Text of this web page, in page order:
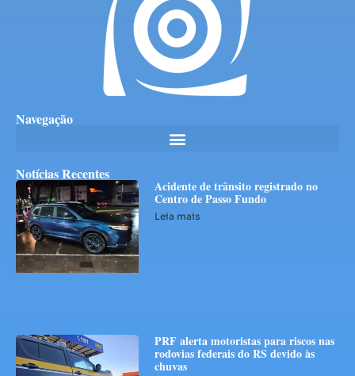
Navegação
Notícias Recentes
Acidente de trânsito registrado no
Centro de Passo Fundo
Leia mais
PRF alerta motoristas para riscos nas
rodovias federais do RS devido às
chuvas